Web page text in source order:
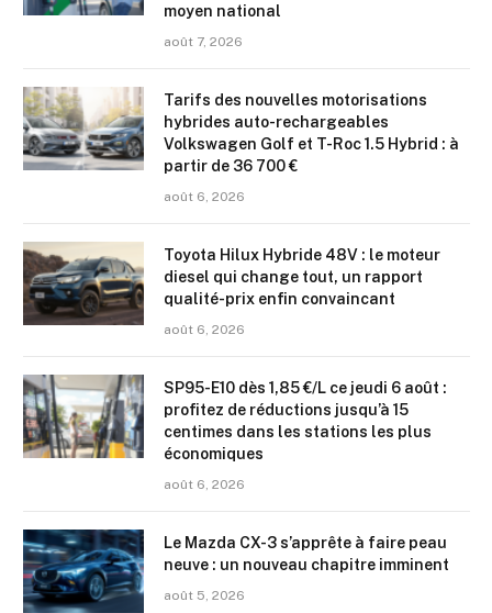
moyen national
août 7, 2026
Tarifs des nouvelles motorisations
hybrides auto-rechargeables
Volkswagen Golf et T-Roc 1.5 Hybrid : à
partir de 36 700 €
août 6, 2026
Toyota Hilux Hybride 48V : le moteur
diesel qui change tout, un rapport
qualité-prix enfin convaincant
août 6, 2026
SP95-E10 dès 1,85 €/L ce jeudi 6 août :
profitez de réductions jusqu’à 15
centimes dans les stations les plus
économiques
août 6, 2026
Le Mazda CX-3 s’apprête à faire peau
neuve : un nouveau chapitre imminent
août 5, 2026